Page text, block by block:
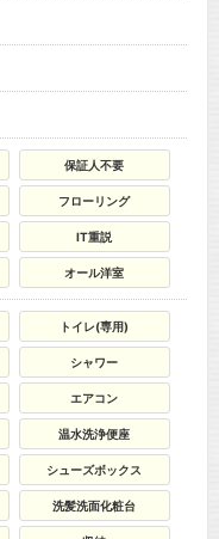
保証人不要
フローリング
IT重説
オール洋室
トイレ(専用)
シャワー
エアコン
温水洗浄便座
シューズボックス
洗髪洗面化粧台